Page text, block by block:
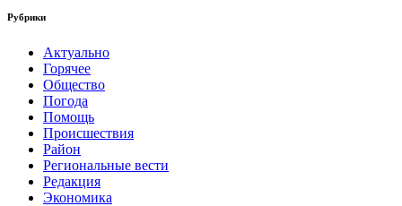
Рубрики
Актуально
Горячее
Общество
Погода
Помощь
Происшествия
Район
Региональные вести
Редакция
Экономика